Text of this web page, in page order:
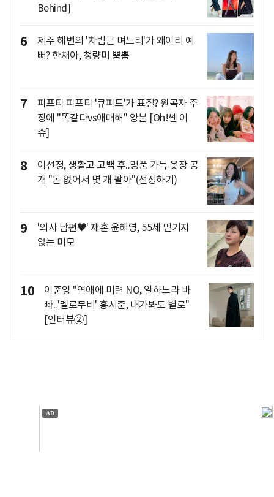
Behind]
6
제주 해변의 '차범근 며느리'가 왜이리 예
뻐? 한채아, 청량미 뿜뿜
7
피프티 피프티 '큐피드'가 표절? 원곡자 주
장에 "똑같다vs애매해" 양분 [Oh!쎈 이
슈]
8
이선정, 생활고 고백 후..명품 가득 옷장 공
개 "돈 없어서 몇 개 팔아"(선정하기)
9
'의사 남편♥' 재혼 윤해영, 55세 믿기지
않는 미모
10
이준영 "연애에 미련 NO, 일하느라 바
빠..'멜로무비' 홍시준, 내가봐도 별로"
[인터뷰②]